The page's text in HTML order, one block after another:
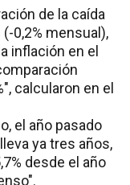
de la caída
0,2% mensual),
inflación en el
calcularon en el
el año pasado
ya tres años,
desde el año